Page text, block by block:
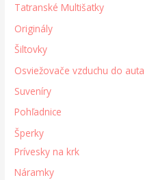
Tatranské Multišatky
Originály
Šiltovky
Osviežovače vzduchu do auta
Suveníry
Pohľadnice
Šperky
Prívesky na krk
Náramky